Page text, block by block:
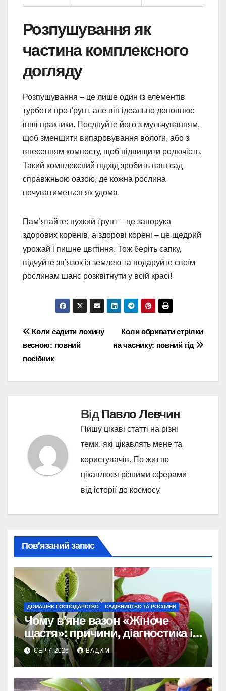
Розпушування як
частина комплексного
догляду
Розпушування – це лише один із елементів
турботи про ґрунт, але він ідеально доповнює
інші практики. Поєднуйте його з мульчуванням,
щоб зменшити випаровування вологи, або з
внесенням компосту, щоб підвищити родючість.
Такий комплексний підхід зробить ваш сад
справжньою оазою, де кожна рослина
почуватиметься як удома.
Пам’ятайте: пухкий ґрунт – це запорука
здорових коренів, а здорові корені – це щедрий
урожай і пишне цвітіння. Тож беріть сапку,
відчуйте зв’язок із землею та подаруйте своїм
рослинам шанс розквітнути у всій красі!
Навігація
записів
Коли обривати стрілки
на часнику: повний гід
Коли садити лохину
весною: повний
посібник
ВідПавло Левчин
Пишу цікаві статті на різні
теми, які цікавлять мене та
користувачів. По життю
цікавлюся різними сферами
від історії до космосу.
Пов’язаний запис
ДОМАШНЄ ГОСПОДАРСТВО САДІВНИЦТВО ТА РОСЛИНИ
Чому в’яне вазон «Жіноче
щастя»: причини, діагностика і
порятунок рослини
СЕР 7, 2026 ВАДИМ